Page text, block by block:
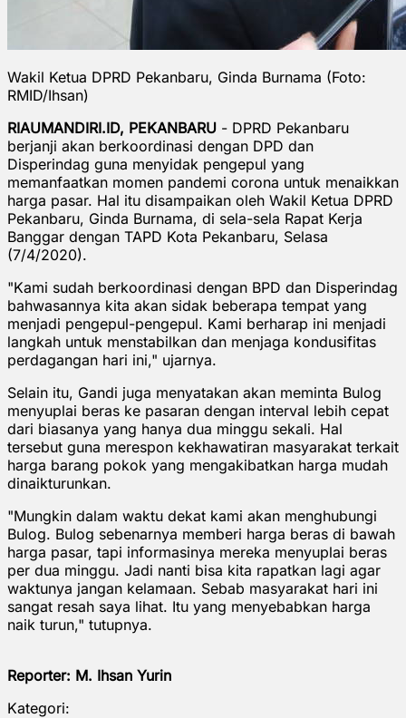
Wakil Ketua DPRD Pekanbaru, Ginda Burnama (Foto:
RMID/Ihsan)
RIAUMANDIRI.ID, PEKANBARU - DPRD Pekanbaru
berjanji akan berkoordinasi dengan DPD dan
Disperindag guna menyidak pengepul yang
memanfaatkan momen pandemi corona untuk menaikkan
harga pasar. Hal itu disampaikan oleh Wakil Ketua DPRD
Pekanbaru, Ginda Burnama, di sela-sela Rapat Kerja
Banggar dengan TAPD Kota Pekanbaru, Selasa
(7/4/2020).
"Kami sudah berkoordinasi dengan BPD dan Disperindag
bahwasannya kita akan sidak beberapa tempat yang
menjadi pengepul-pengepul. Kami berharap ini menjadi
langkah untuk menstabilkan dan menjaga kondusifitas
perdagangan hari ini," ujarnya.
Selain itu, Gandi juga menyatakan akan meminta Bulog
menyuplai beras ke pasaran dengan interval lebih cepat
dari biasanya yang hanya dua minggu sekali. Hal
tersebut guna merespon kekhawatiran masyarakat terkait
harga barang pokok yang mengakibatkan harga mudah
dinaikturunkan.
"Mungkin dalam waktu dekat kami akan menghubungi
Bulog. Bulog sebenarnya memberi harga beras di bawah
harga pasar, tapi informasinya mereka menyuplai beras
per dua minggu. Jadi nanti bisa kita rapatkan lagi agar
waktunya jangan kelamaan. Sebab masyarakat hari ini
sangat resah saya lihat. Itu yang menyebabkan harga
naik turun," tutupnya.
Reporter: M. Ihsan Yurin
Kategori: